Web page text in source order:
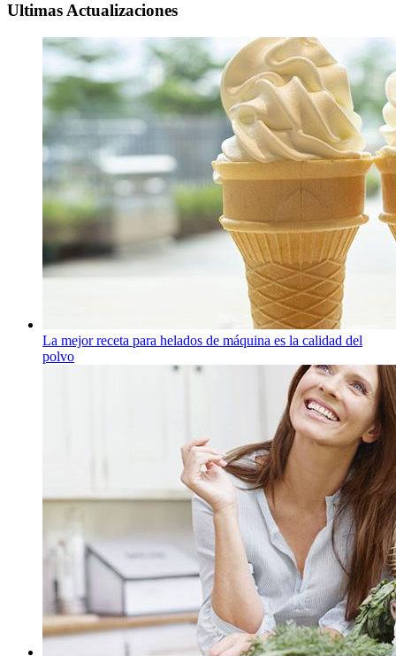
Ultimas Actualizaciones
La mejor receta para helados de máquina es la calidad del
polvo